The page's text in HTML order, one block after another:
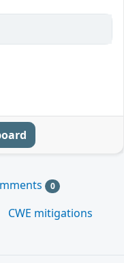
0
CWE mitigations